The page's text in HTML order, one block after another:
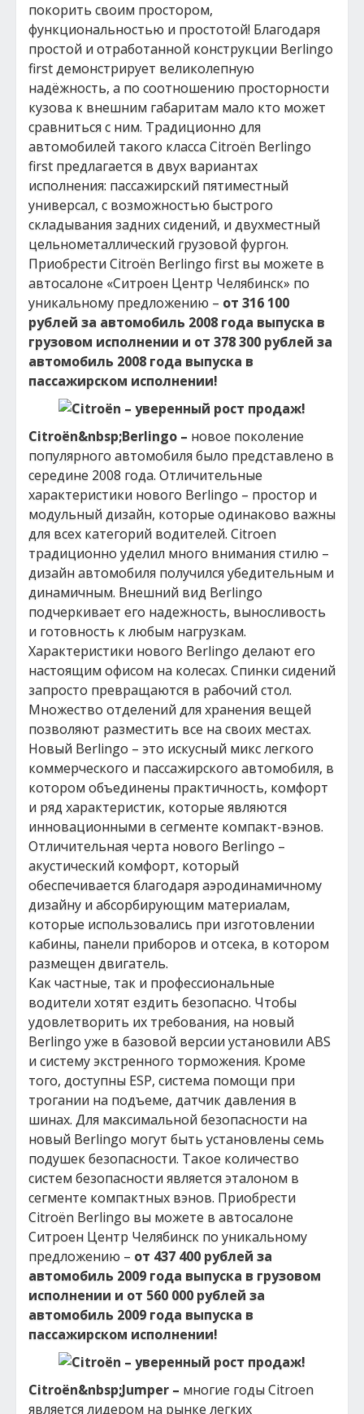
покорить своим простором,
функциональностью и простотой! Благодаря
простой и отработанной конструкции Berlingo
first демонстрирует великолепную
надёжность, а по соотношению просторности
кузова к внешним габаритам мало кто может
сравниться с ним. Традиционно для
автомобилей такого класса Citroёn Berlingo
first предлагается в двух вариантах
исполнения: пассажирский пятиместный
универсал, с возможностью быстрого
складывания задних сидений, и двухместный
цельнометаллический грузовой фургон.
Приобрести Citroёn Berlingo first вы можете в
автосалоне «Ситроен Центр Челябинск» по
уникальному предложению – от 316 100
рублей за автомобиль 2008 года выпуска в
грузовом исполнении и от 378 300 рублей за
автомобиль 2008 года выпуска в
пассажирском исполнении!
Citroёn&nbsp;Berlingo – новое поколение
популярного автомобиля было представлено в
середине 2008 года. Отличительные
характеристики нового Berlingo – простор и
модульный дизайн, которые одинаково важны
для всех категорий водителей. Citroen
традиционно уделил много внимания стилю –
дизайн автомобиля получился убедительным и
динамичным. Внешний вид Berlingo
подчеркивает его надежность, выносливость
и готовность к любым нагрузкам.
Характеристики нового Berlingo делают его
настоящим офисом на колесах. Спинки сидений
запросто превращаются в рабочий стол.
Множество отделений для хранения вещей
позволяют разместить все на своих местах.
Новый Berlingo – это искусный микс легкого
коммерческого и пассажирского автомобиля, в
котором объединены практичность, комфорт
и ряд характеристик, которые являются
инновационными в сегменте компакт-вэнов.
Отличительная черта нового Berlingo –
акустический комфорт, который
обеспечивается благодаря аэродинамичному
дизайну и абсорбирующим материалам,
которые использовались при изготовлении
кабины, панели приборов и отсека, в котором
размещен двигатель.
Как частные, так и профессиональные
водители хотят ездить безопасно. Чтобы
удовлетворить их требования, на новый
Berlingo уже в базовой версии установили ABS
и систему экстренного торможения. Кроме
того, доступны ESP, система помощи при
трогании на подъеме, датчик давления в
шинах. Для максимальной безопасности на
новый Berlingo могут быть установлены семь
подушек безопасности. Такое количество
систем безопасности является эталоном в
сегменте компактных вэнов. Приобрести
Citroёn Berlingo вы можете в автосалоне
Ситроен Центр Челябинск по уникальному
предложению – от 437 400 рублей за
автомобиль 2009 года выпуска в грузовом
исполнении и от 560 000 рублей за
автомобиль 2009 года выпуска в
пассажирском исполнении!
Citroёn&nbsp;Jumper – многие годы Citroen
является лидером на рынке легких